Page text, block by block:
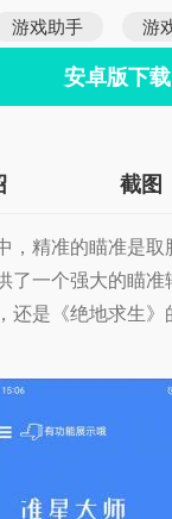
游戏助手 游
安卓版下载
截图
，精准的瞄准是
了一个强大的瞄
还是《绝地求生